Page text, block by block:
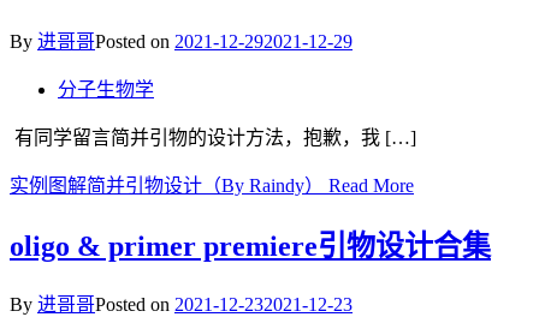
By 进哥哥Posted on 2021-12-292021-12-29
分子生物学
有同学留言简并引物的设计方法，抱歉，我 […]
实例图解简并引物设计（By Raindy） Read More
oligo & primer premiere引物设计合集
By 进哥哥Posted on 2021-12-232021-12-23